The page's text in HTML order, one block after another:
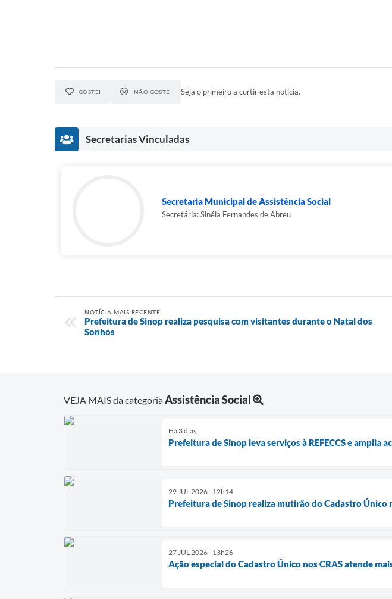
GOSTEI NÃO GOSTEI Seja o primeiro a curtir esta notícia.
Secretarias Vinculadas
Secretaria Municipal de Assistência Social
Secretária: Sinéia Fernandes de Abreu
NOTÍCIA MAIS RECENTE
Prefeitura de Sinop realiza pesquisa com visitantes durante o Natal dos
Sonhos
VEJA MAIS da categoriaAssistência Social
Há 3 dias
Prefeitura de Sinop leva serviços à REFECCS e amplia
29 JUL 2026 - 12h14
Prefeitura de Sinop realiza mutirão do Cadastro Único
27 JUL 2026 - 13h26
Ação especial do Cadastro Único nos CRAS atende